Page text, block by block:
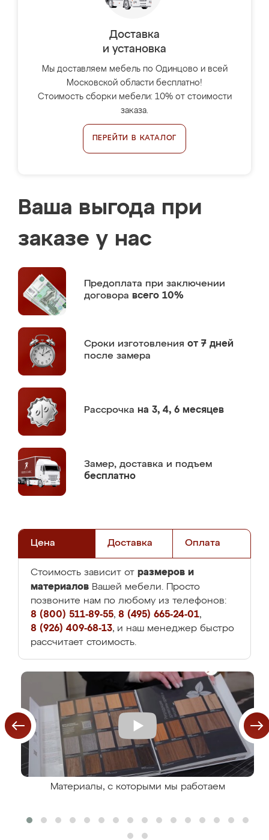
Доставка
и установка
Мы доставляем мебель по Одинцово и всей
Московской области бесплатно!
Стоимость сборки мебели: 10% от стоимости
заказа.
ПЕРЕЙТИ В КАТАЛОГ
Ваша выгода при
заказе у нас
Предоплата при заключении
договора всего 10%
Сроки изготовления от 7 дней
после замера
Рассрочка на 3, 4, 6 месяцев
Замер, доставка и подъем
бесплатно
Цена Доставка Оплата
Стоимость зависит от размеров и
материалов Вашей мебели. Просто
позвоните нам по любому из телефонов:
8 (800) 511-89-55, 8 (495) 665-24-01,
8 (926) 409-68-13, и наш менеджер быстро
рассчитает стоимость.
Материалы, с которыми мы работаем